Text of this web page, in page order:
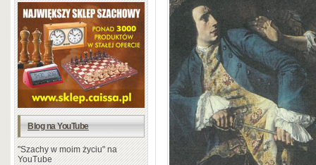
Blog na YouTube
"Szachy w moim życiu" na
YouTube